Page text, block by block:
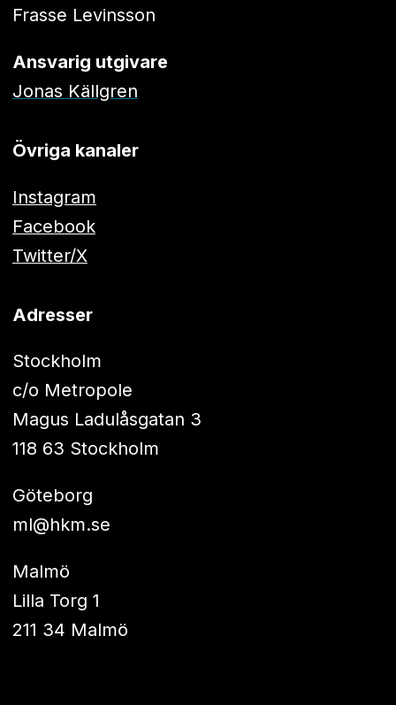
Frasse Levinsson
Ansvarig utgivare
Jonas Källgren
Övriga kanaler
Instagram
Facebook
Twitter/X
Adresser
Stockholm
c/o Metropole
Magus Ladulåsgatan 3
118 63 Stockholm
Göteborg
ml@hkm.se
Malmö
Lilla Torg 1
211 34 Malmö